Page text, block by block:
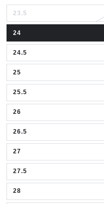
23.5
24
24.5
25
25.5
26
26.5
27
27.5
28